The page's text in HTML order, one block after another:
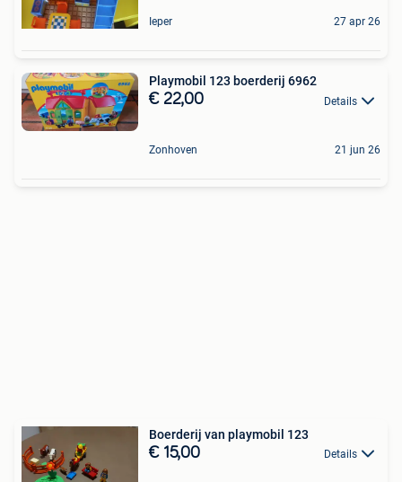
Ieper 27 apr 26
Playmobil 123 boerderij 6962
€ 22,00 Details
Zonhoven 21 jun 26
Boerderij van playmobil 123
€ 15,00 Details